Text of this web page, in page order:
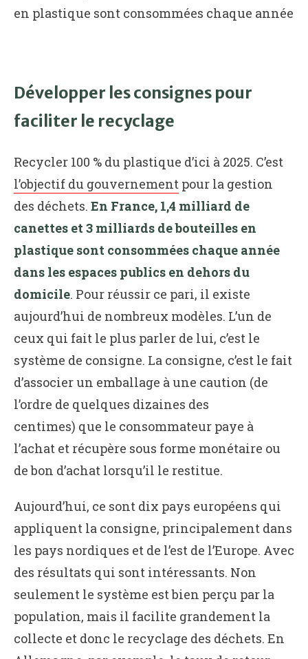
en plastique sont consommées chaque année
Développer les consignes pour
faciliter le recyclage
Recycler 100 % du plastique d’ici à 2025. C’est
l’objectif du gouvernement pour la gestion
des déchets. En France, 1,4 milliard de
canettes et 3 milliards de bouteilles en
plastique sont consommées chaque année
dans les espaces publics en dehors du
domicile. Pour réussir ce pari, il existe
aujourd’hui de nombreux modèles. L’un de
ceux qui fait le plus parler de lui, c’est le
système de consigne. La consigne, c’est le fait
d’associer un emballage à une caution (de
l’ordre de quelques dizaines des
centimes) que le consommateur paye à
l’achat et récupère sous forme monétaire ou
de bon d’achat lorsqu’il le restitue.
Aujourd’hui, ce sont dix pays européens qui
appliquent la consigne, principalement dans
les pays nordiques et de l’est de l’Europe. Avec
des résultats qui sont intéressants. Non
seulement le système est bien perçu par la
population, mais il facilite grandement la
collecte et donc le recyclage des déchets. En